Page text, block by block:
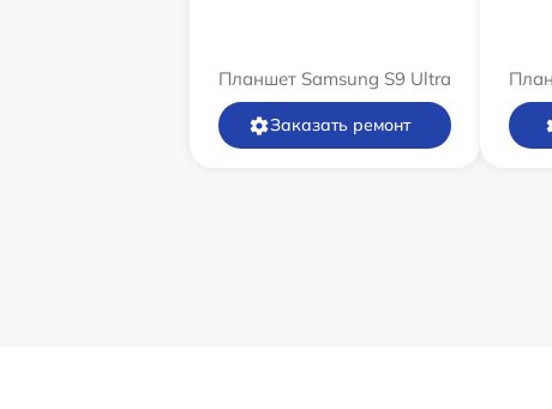
Планшет Samsung S9 Ultra
Заказать ремонт